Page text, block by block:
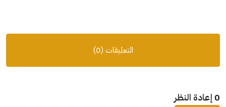
التعليقات (0)
0 إعادة النظر